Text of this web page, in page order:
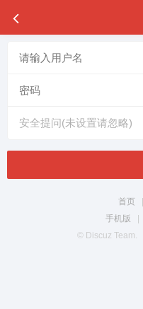
安全提问(未设置请忽略)
首页
手机版
© Discuz Team.